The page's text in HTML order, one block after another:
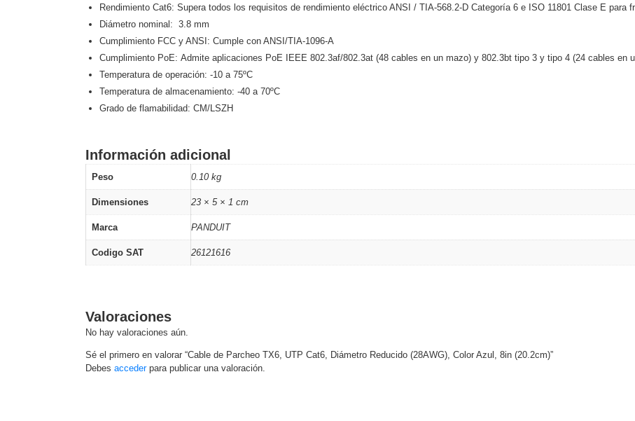
Software VMS y Analíticas
EPCOM Cloud
Videograbadoras Móviles, Dash Cams y Body Cams
Accesorios Body Cams (Portátiles) Cámaras MóvilesDash Cams
Videoporteros e Interfonos
Rendimiento Cat6: Supera todos los requisitos de rendimiento eléctrico ANSI / TIA-568.2-D Categoría 6 e ISO 11801 Clase E para
Diámetro nominal: 3.8 mm
Cumplimiento FCC y ANSI: Cumple con ANSI/TIA-1096-A
Cumplimiento PoE: Admite aplicaciones PoE IEEE 802.3af/802.3at (48 cables en un mazo) y 802.3bt tipo 3 y tipo 4 (24 cables en
Temperatura de operación: -10 a 75ºC
Temperatura de almacenamiento: -40 a 70ºC
Grado de flamabilidad: CM/LSZH
Información adicional
Peso 0.10 kg
Dimensiones 23 × 5 × 1 cm
Marca PANDUIT
Codigo SAT 26121616
Valoraciones
No hay valoraciones aún.
Sé el primero en valorar “Cable de Parcheo TX6, UTP Cat6, Diámetro Reducido (28AWG), Color Azul, 8in (20.2cm)”
Debes accederpara publicar una valoración.